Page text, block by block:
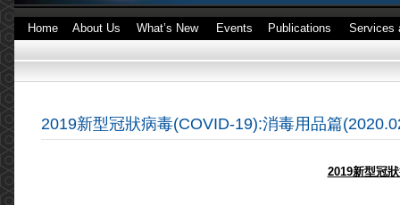
Home About Us What’s New Events Publications Services
2019新型冠狀病毒(COVID-19):消毒用品篇
2019新型冠